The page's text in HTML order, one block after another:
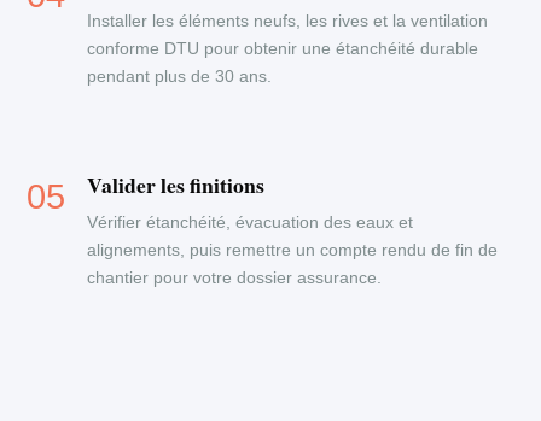
Installer les éléments neufs, les rives et la ventilation
conforme DTU pour obtenir une étanchéité durable
pendant plus de 30 ans.
Valider les finitions
Vérifier étanchéité, évacuation des eaux et
alignements, puis remettre un compte rendu de fin de
chantier pour votre dossier assurance.